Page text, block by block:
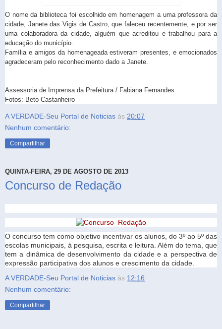
O nome da biblioteca foi escolhido em homenagem a uma professora da
cidade, Janete das Vigis de Castro, que faleceu recentemente, e por ser
uma colaboradora da cidade, alguém que acreditou e trabalhou para a
educação do município.
Família e amigos da homenageada estiveram presentes, e emocionados
agradeceram pelo reconhecimento dado a Janete.
Assessoria de Imprensa da Prefeitura / Fabiana Fernandes
Fotos: Beto Castanheiro
A VERDADE-Seu Portal de Noticias às 20:07
Nenhum comentário:
Compartilhar
QUINTA-FEIRA, 29 DE AGOSTO DE 2013
Concurso de Redação
O concurso tem como objetivo incentivar os alunos, do 3º ao 5º das
escolas municipais, à pesquisa, escrita e leitura. Além do tema, que
tem a dinâmica de desenvolvimento da cidade e a perspectiva de
expressão participativa dos alunos e crescimento da cidade.
A VERDADE-Seu Portal de Noticias às 12:16
Nenhum comentário:
Compartilhar